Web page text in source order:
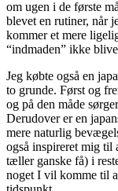
om ugen i de første
blevet en rutiner, når
kommer et mere
“indmaden” ikke
Jeg købte også en
to grunde. Først og
og på den måde
Derudover er en
mere naturlig
også inspireret mig til
tæller ganske få) i
noget I vil komme til